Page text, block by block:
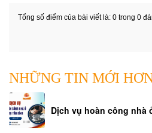
Tổng số điểm của bài viết là: 0 trong 0
NHỮNG TIN MỚI
Dịch vụ hoàn công nhà